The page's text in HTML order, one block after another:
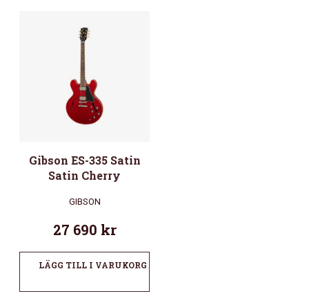
Gibson ES-335 Satin
Satin Cherry
GIBSON
27 690 kr
LÄGG TILL I VARUKORG